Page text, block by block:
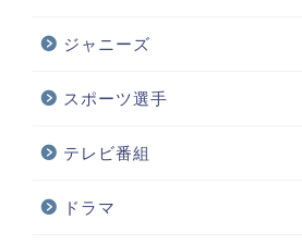
ジャニーズ
スポーツ選手
テレビ番組
ドラマ